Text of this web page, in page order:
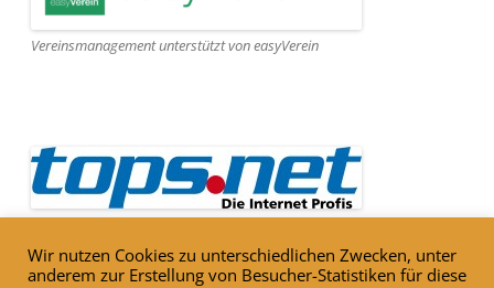
Vereinsmanagement unterstützt von easyVerein
Webseite gehostet von Tops.net
Wir nutzen Cookies zu unterschiedlichen Zwecken, unter
anderem zur Erstellung von Besucher-Statistiken für diese